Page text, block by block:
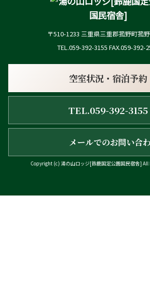
〒510-1233 三重県三重郡菰野町菰
TEL.059-392-3155 FAX.059-392-
空室状況・宿泊予約
TEL.059-392-3155
メールでのお問い合
Copyright (c) 湯の山ロッジ[鈴鹿国定公園国民宿舎] All